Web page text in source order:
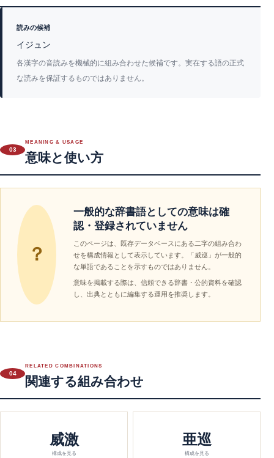
読みの候補
イジュン
各漢字の音読みを機械的に組み合わせた候補です。実在する語の正式
な読みを保証するものではありません。
03
MEANING & USAGE
意味と使い方
？
一般的な辞書語としての意味は確
認・登録されていません
このページは、既存データベースにある二字の組み合わ
せを構成情報として表示しています。「威巡」が一般的
な単語であることを示すものではありません。
意味を掲載する際は、信頼できる辞書・公的資料を確認
し、出典とともに編集する運用を推奨します。
04
RELATED COMBINATIONS
関連する組み合わせ
威激
構成を見る
亜巡
構成を見る